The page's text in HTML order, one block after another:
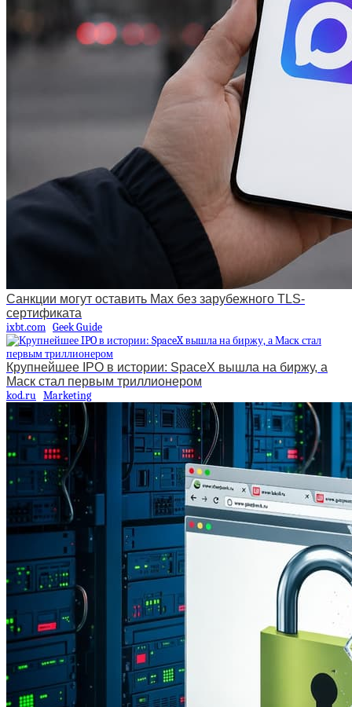
Санкции могут оставить Max без зарубежного TLS-
сертификата
ixbt.com Geek Guide
Крупнейшее IPO в истории: SpaceX вышла на биржу, а
Маск стал первым триллионером
kod.ru Marketing